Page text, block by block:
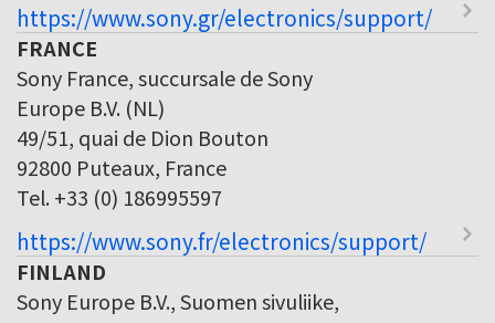
https://www.sony.gr/electronics/support/
FRANCE
Sony France, succursale de Sony
Europe B.V. (NL)
49/51, quai de Dion Bouton
92800 Puteaux, France
Tel. +33 (0) 186995597
https://www.sony.fr/electronics/support/
FINLAND
Sony Europe B.V., Suomen sivuliike,